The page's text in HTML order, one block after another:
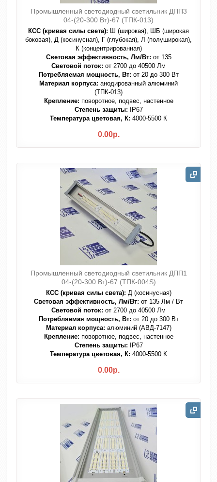
Промышленный светодиодный светильник ДПП3
04-(20-300 Вт)-67 (ТПК-013)
КСС (кривая силы света): Ш (широкая), ШБ (широкая
боковая), Д (косинусная), Г (глубокая), Л (полуширокая),
К (концентрированная)
Световая эффективность, Лм/Вт: от 135
Световой поток: от 2700 до 40500 Лм
Потребляемая мощность, Вт: от 20 до 300 Вт
Материал корпуса: анодированный алюминий
(ТПК-013)
Крепление: поворотное, подвес, настенное
Степень защиты: IP67
Температура цветовая, К: 4000-5500 К
0.00р.
Промышленный светодиодный светильник ДПП1
04-(20-300 Вт)-67 (ТПК-004S)
КСС (кривая силы света): Д (косинусная)
Световая эффективность, Лм/Вт: от 135 Лм / Вт
Световой поток: от 2700 до 40500 Лм
Потребляемая мощность, Вт: от 20 до 300 Вт
Материал корпуса: алюминий (АВД-7147)
Крепление: поворотное, подвес, настенное
Степень защиты: IP67
Температура цветовая, К: 4000-5500 К
0.00р.